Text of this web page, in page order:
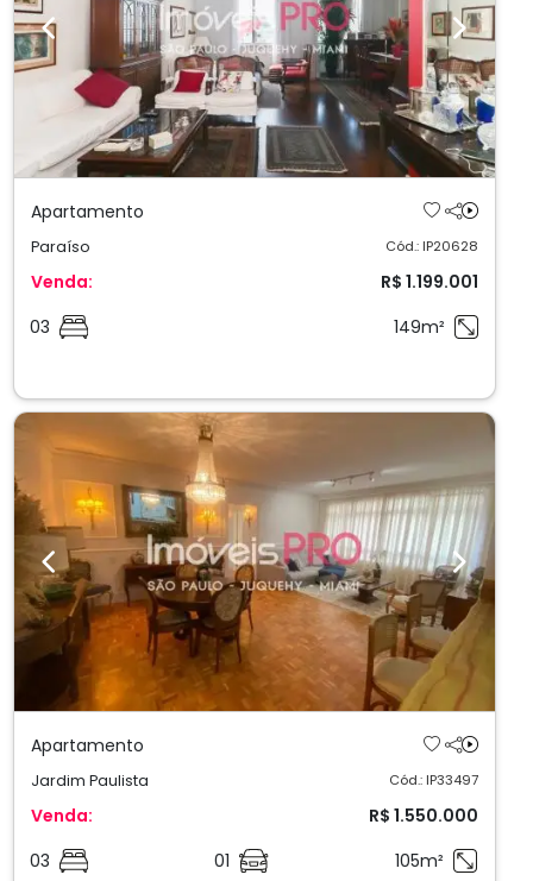
Previous Next
Apartamento
Paraíso Cód.: IP20628
Venda:
R$ 1.199.001
03
149m²
Previous Next
Apartamento
Jardim Paulista Cód.: IP33497
Venda:
R$ 1.550.000
03
01 105m²